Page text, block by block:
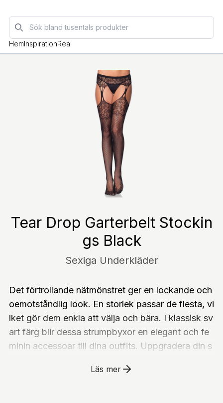
Sök
HemInspirationRea
Tear Drop Garterbelt Stockin
gs Black
Sexiga Underkläder
Det förtrollande nätmönstret ger en lockande och
oemotståndlig look. En storlek passar de flesta, vi
lket gör dem enkla att välja och bära. I klassisk sv
art färg blir dessa strumpbyxor en elegant och fe
minin accessoar till dina outfits. Uppgradera din s
umpbyxor från Leg Avenue.- Strumpbyxor med st
Läs mer